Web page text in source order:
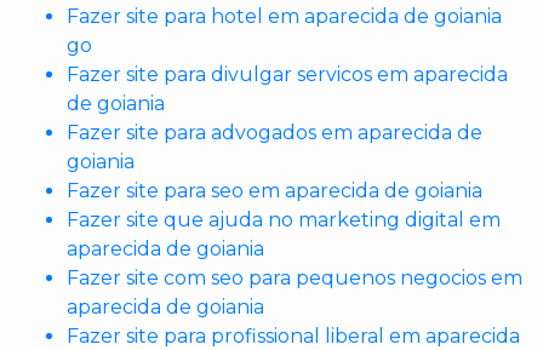
Fazer site para hotel em aparecida de goiania
go
Fazer site para divulgar servicos em aparecida
de goiania
Fazer site para advogados em aparecida de
goiania
Fazer site para seo em aparecida de goiania
Fazer site que ajuda no marketing digital em
aparecida de goiania
Fazer site com seo para pequenos negocios em
aparecida de goiania
Fazer site para profissional liberal em aparecida